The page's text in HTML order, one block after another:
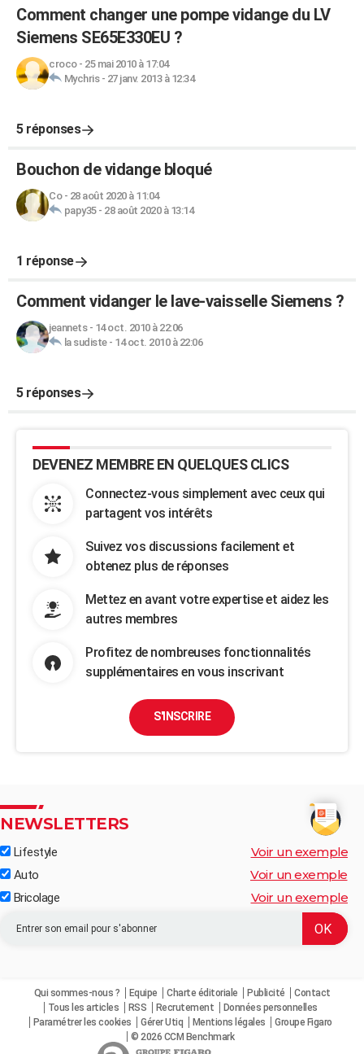
Comment changer une pompe vidange du LV
Siemens SE65E330EU ?
croco- 25 mai 2010 à 17:04
Mychris- 27 janv. 2013 à 12:34
5 réponses
Bouchon de vidange bloqué
Co- 28 août 2020 à 11:04
papy35- 28 août 2020 à 13:14
1 réponse
Comment vidanger le lave-vaisselle Siemens ?
jeannets- 14 oct. 2010 à 22:06
la sudiste- 14 oct. 2010 à 22:06
5 réponses
DEVENEZ MEMBRE EN QUELQUES CLICS
Connectez-vous simplement avec ceux qui
partagent vos intérêts
Suivez vos discussions facilement et
obtenez plus de réponses
Mettez en avant votre expertise et aidez les
autres membres
Profitez de nombreuses fonctionnalités
supplémentaires en vous inscrivant
S'INSCRIRE
NEWSLETTERS
Lifestyle Voir un exemple
Auto Voir un exemple
Bricolage Voir un exemple
Qui sommes-nous ? Equipe Charte éditoriale Publicité
Contact
Tous les articles
RSS Recrutement
Données personnelles
Paramétrer les cookies
Gérer Utiq Mentions légales
Groupe Figaro
© 2026 CCM Benchmark